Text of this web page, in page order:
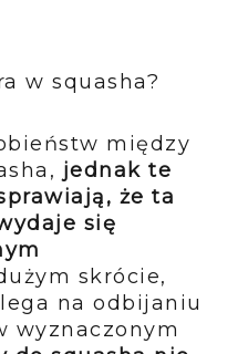
w squasha?
między
jednak te
że ta
się
skrócie,
na odbijaniu
wyznaczonym